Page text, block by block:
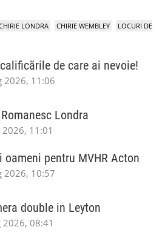
LONDRA CHIRIE WEMBLEY
LOCURI DE
de care ai nevoie!
2026, 11:06
Londra
11:01
oameni pentru MVHR Acton
2026, 10:57
double in Leyton
2026, 08:41